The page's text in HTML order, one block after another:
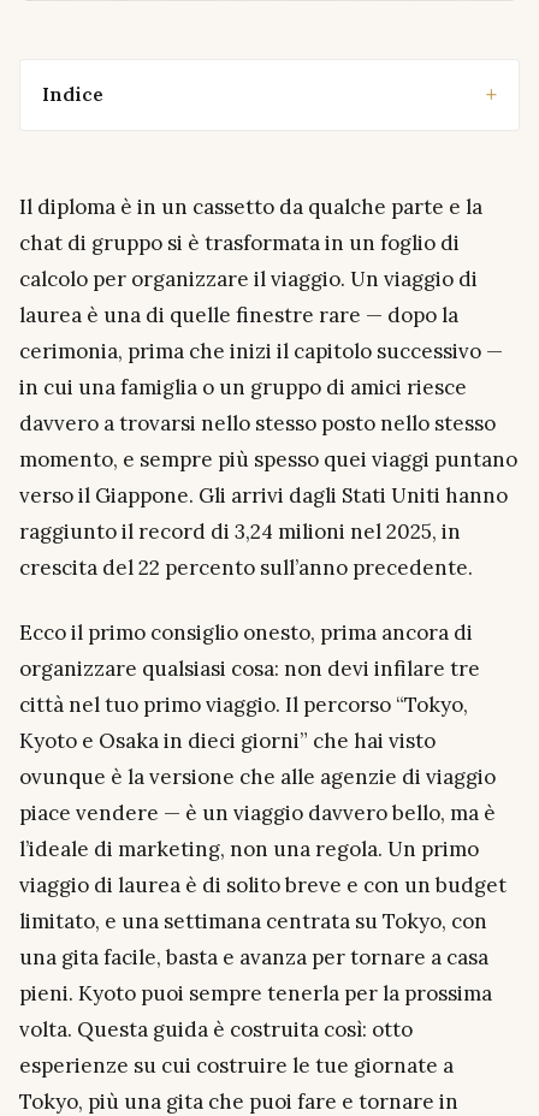
Indice
Il diploma è in un cassetto da qualche parte e la
chat di gruppo si è trasformata in un foglio di
calcolo per organizzare il viaggio. Un viaggio di
laurea è una di quelle finestre rare — dopo la
cerimonia, prima che inizi il capitolo successivo —
in cui una famiglia o un gruppo di amici riesce
davvero a trovarsi nello stesso posto nello stesso
momento, e sempre più spesso quei viaggi puntano
verso il Giappone. Gli arrivi dagli Stati Uniti hanno
raggiunto il record di 3,24 milioni nel 2025, in
crescita del 22 percento sull’anno precedente.
Ecco il primo consiglio onesto, prima ancora di
organizzare qualsiasi cosa: non devi infilare tre
città nel tuo primo viaggio. Il percorso “Tokyo,
Kyoto e Osaka in dieci giorni” che hai visto
ovunque è la versione che alle agenzie di viaggio
piace vendere — è un viaggio davvero bello, ma è
l’ideale di marketing, non una regola. Un primo
viaggio di laurea è di solito breve e con un budget
limitato, e una settimana centrata su Tokyo, con
una gita facile, basta e avanza per tornare a casa
pieni. Kyoto puoi sempre tenerla per la prossima
volta. Questa guida è costruita così: otto
esperienze su cui costruire le tue giornate a
Tokyo, più una gita che puoi fare e tornare in